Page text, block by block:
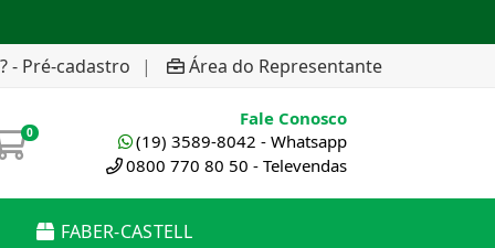
- Pré-cadastro | Área do Representante
0
Fale Conosco
(19) 3589-8042 - Whatsapp
0800 770 80 50 - Televendas
FABER-CASTELL